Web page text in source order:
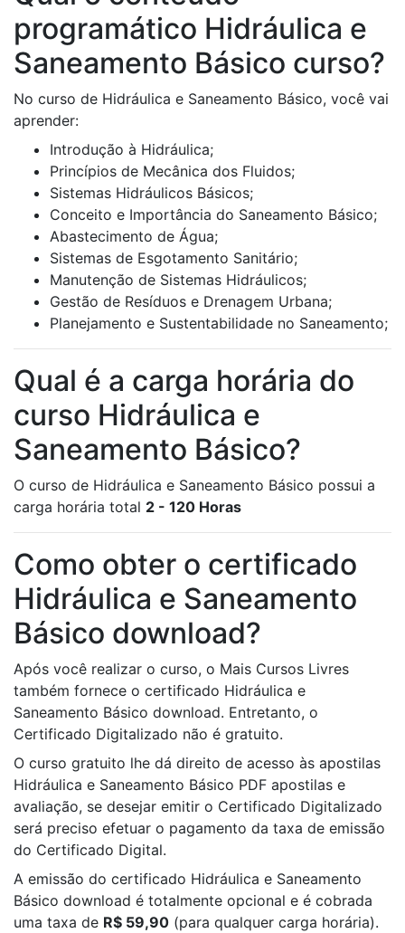
programático Hidráulica e
Saneamento Básico curso?
No curso de Hidráulica e Saneamento Básico, você vai
aprender:
Introdução à Hidráulica;
Princípios de Mecânica dos Fluidos;
Sistemas Hidráulicos Básicos;
Conceito e Importância do Saneamento Básico;
Abastecimento de Água;
Sistemas de Esgotamento Sanitário;
Manutenção de Sistemas Hidráulicos;
Gestão de Resíduos e Drenagem Urbana;
Planejamento e Sustentabilidade no Saneamento;
Qual é a carga horária do
curso Hidráulica e
Saneamento Básico?
O curso de Hidráulica e Saneamento Básico possui a
carga horária total 2 - 120 Horas
Como obter o certificado
Hidráulica e Saneamento
Básico download?
Após você realizar o curso, o Mais Cursos Livres
também fornece o certificado Hidráulica e
Saneamento Básico download. Entretanto, o
Certificado Digitalizado não é gratuito.
O curso gratuito lhe dá direito de acesso às apostilas
Hidráulica e Saneamento Básico PDF apostilas e
avaliação, se desejar emitir o Certificado Digitalizado
será preciso efetuar o pagamento da taxa de emissão
do Certificado Digital.
A emissão do certificado Hidráulica e Saneamento
Básico download é totalmente opcional e é cobrada
uma taxa de R$ 59,90 (para qualquer carga horária).